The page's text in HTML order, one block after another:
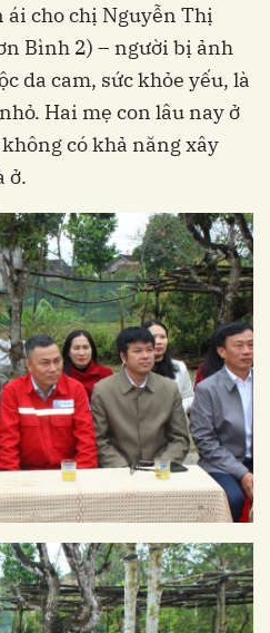
cho chị Nguyễn Thị
Bình 2) – người bị ảnh
da cam, sức khỏe yếu, là
Hai mẹ con lâu nay ở
có khả năng xây
ở.